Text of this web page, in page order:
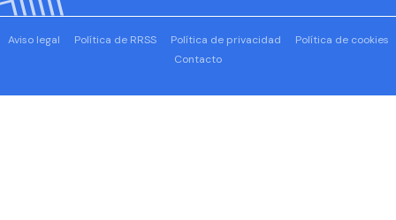
Aviso legal Política de RRSS Política de privacidad
Política de cookies
Contacto